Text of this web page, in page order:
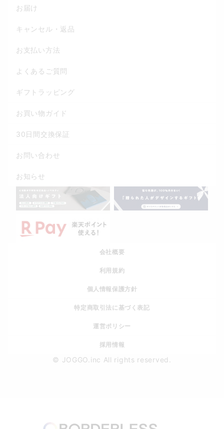
お届け
キャンセル・返品
お支払い方法
よくあるご質問
ギフトラッピング
お買い物ガイド
30日間交換保証
お問い合わせ
お知らせ
会社概要
利用規約
個人情報保護方針
特定商取引法に基づく表記
運営ポリシー
採用情報
© JOGGO.inc All rights reserved.